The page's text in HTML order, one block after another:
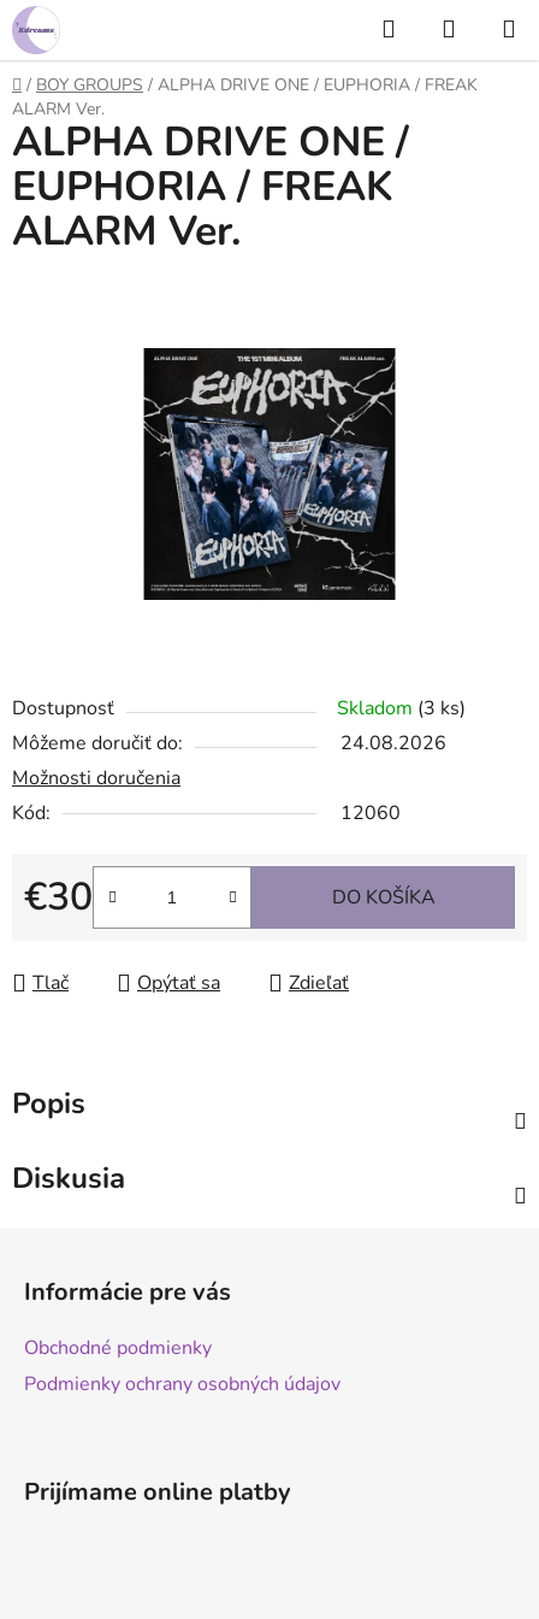
Prejsť
na
obsah
Hľadať
KOŠÍK
Domov
/ BOY GROUPS / ALPHA DRIVE ONE / EUPHORIA / FREAK
ALARM Ver.
Dostupnosť Skladom (3 ks)
Môžeme doručiť do:
24.08.2026
Možnosti doručenia
Kód:
12060
€30
Jednotková cena:
DO KOŠÍKA
Tlač Opýtať sa Zdieľať
ALPHA DRIVE ONE /
EUPHORIA / FREAK
ALARM Ver.
Popis
Diskusia
Informácie pre vás
Obchodné podmienky
Podmienky ochrany osobných údajov
Prijímame online platby